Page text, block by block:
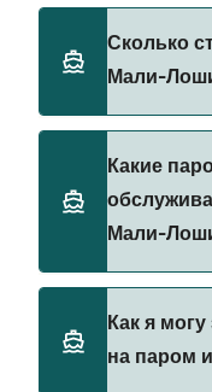
Лошинь
зависимости от
информацию
Сколько
Мали-
Средняя цена
составляет 12₽.
за
Какие
Мали-
в Мали-Лошинь.
Как я
на паром